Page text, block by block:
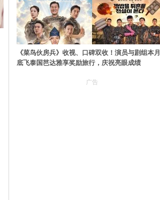
《菜鸟伙房兵》收视、口碑双收！演员与剧组本月
底飞泰国芭达雅享奖励旅行，庆祝亮眼成绩
广告